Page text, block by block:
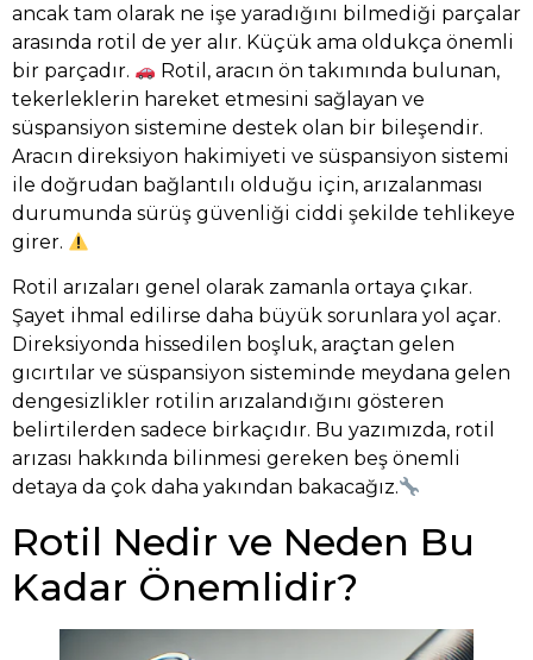
ancak tam olarak ne işe yaradığını bilmediği parçalar
arasında rotil de yer alır. Küçük ama oldukça önemli
bir parçadır.
Rotil, aracın ön takımında bulunan,
tekerleklerin hareket etmesini sağlayan ve
süspansiyon sistemine destek olan bir bileşendir.
Aracın direksiyon hakimiyeti ve süspansiyon sistemi
ile doğrudan bağlantılı olduğu için, arızalanması
durumunda sürüş güvenliği ciddi şekilde tehlikeye
girer.
Rotil arızaları genel olarak zamanla ortaya çıkar.
Şayet ihmal edilirse daha büyük sorunlara yol açar.
Direksiyonda hissedilen boşluk, araçtan gelen
gıcırtılar ve süspansiyon sisteminde meydana gelen
dengesizlikler rotilin arızalandığını gösteren
belirtilerden sadece birkaçıdır. Bu yazımızda, rotil
arızası hakkında bilinmesi gereken beş önemli
detaya da çok daha yakından bakacağız.
Rotil Nedir ve Neden Bu
Kadar Önemlidir?